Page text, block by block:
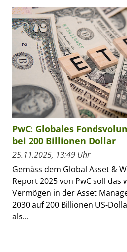
PwC: Globales
bei 200 Billionen Dollar
25.11.2025, 13:49 Uhr
Gemäss dem Global Asset &
Report 2025 von PwC soll das
Vermögen in der Asset
2030 auf 200 Billionen US-
als...